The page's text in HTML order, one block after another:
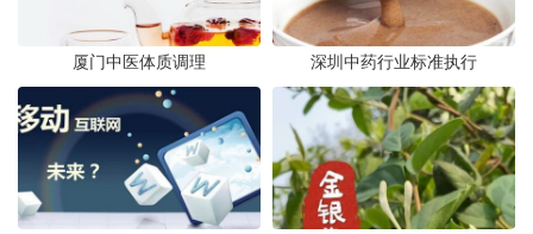
厦门中医体质调理 深圳中药行业标准执行